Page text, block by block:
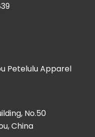
Petelulu Apparel
No.50
China